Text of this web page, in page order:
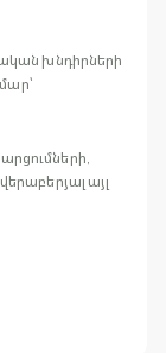
խնդիրների
այլ